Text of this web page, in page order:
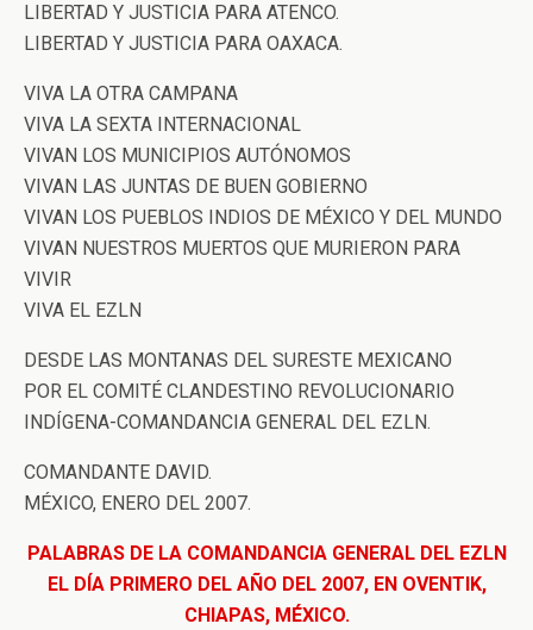
LIBERTAD Y JUSTICIA PARA ATENCO.
LIBERTAD Y JUSTICIA PARA OAXACA.
VIVA LA OTRA CAMPANA
VIVA LA SEXTA INTERNACIONAL
VIVAN LOS MUNICIPIOS AUTÓNOMOS
VIVAN LAS JUNTAS DE BUEN GOBIERNO
VIVAN LOS PUEBLOS INDIOS DE MÉXICO Y DEL MUNDO
VIVAN NUESTROS MUERTOS QUE MURIERON PARA
VIVIR
VIVA EL EZLN
DESDE LAS MONTANAS DEL SURESTE MEXICANO
POR EL COMITÉ CLANDESTINO REVOLUCIONARIO
INDÍGENA-COMANDANCIA GENERAL DEL EZLN.
COMANDANTE DAVID.
MÉXICO, ENERO DEL 2007.
PALABRAS DE LA COMANDANCIA GENERAL DEL EZLN
EL DÍA PRIMERO DEL AÑO DEL 2007, EN OVENTIK,
CHIAPAS, MÉXICO.